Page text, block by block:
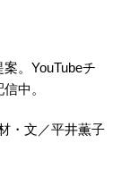
。YouTubeチ
中。
・文／平井薫子